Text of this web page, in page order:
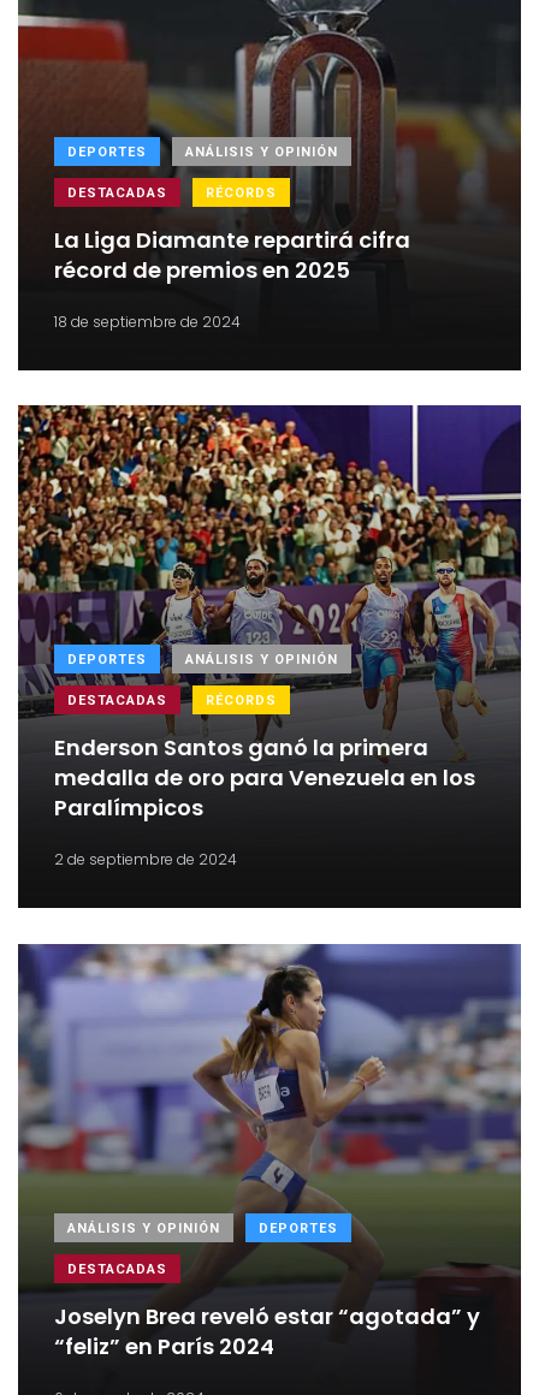
DEPORTES ANÁLISIS Y OPINIÓN
DESTACADAS RÉCORDS
La Liga Diamante repartirá cifra
récord de premios en 2025
18 de septiembre de 2024
DEPORTES ANÁLISIS Y OPINIÓN
DESTACADAS RÉCORDS
Enderson Santos ganó la primera
medalla de oro para Venezuela en los
Paralímpicos
2 de septiembre de 2024
ANÁLISIS Y OPINIÓN DEPORTES
DESTACADAS
Joselyn Brea reveló estar “agotada” y
“feliz” en París 2024